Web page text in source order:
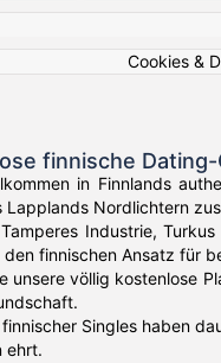
Cookies &
finnische
in Finnlands
Lapplands Nordlichtern
Industrie,
finnischen Ansatz für
unsere völlig kostenlose
Singles haben
ehrt.